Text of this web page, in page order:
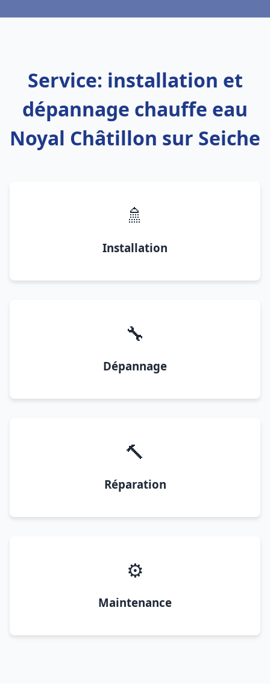
Service: installation et
dépannage chauffe eau
Noyal Châtillon sur Seiche
🚿
Installation
🔧
Dépannage
🔨
Réparation
⚙️
Maintenance